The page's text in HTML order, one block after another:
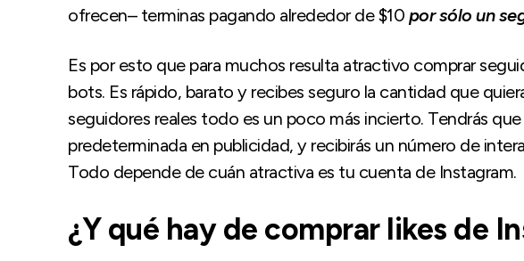
ofrecen– terminas pagando alrededor de $10 por sólo un
Es por esto que para muchos resulta atractivo comprar
bots. Es rápido, barato y recibes seguro la cantidad que
seguidores reales todo es un poco más incierto. Tendrás
predeterminada en publicidad, y recibirás un número de
Todo depende de cuán atractiva es tu cuenta de Instagram.
¿Y qué hay de comprar likes de